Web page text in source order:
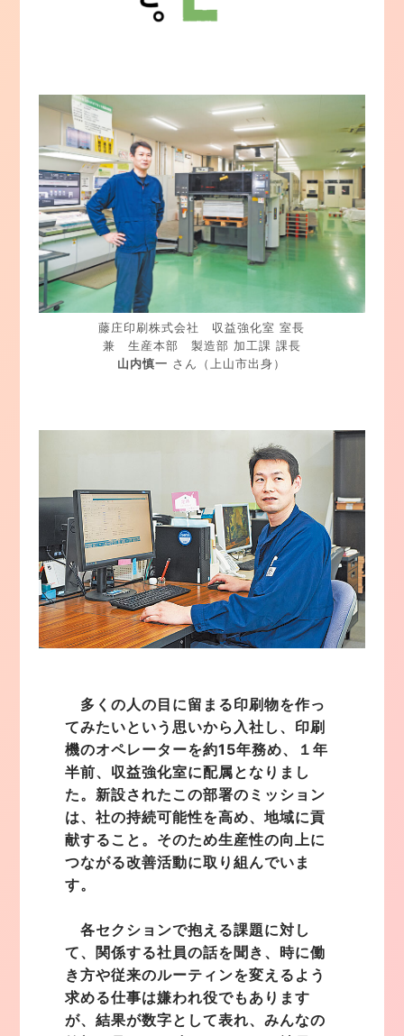
藤庄印刷株式会社 収益強化室 室長
兼 生産本部 製造部 加工課 課長
山内慎一 さん（上山市出身）
多くの人の目に留まる印刷物を作っ
てみたいという思いから入社し、印刷
機のオペレーターを約15年務め、１年
半前、収益強化室に配属となりまし
た。新設されたこの部署のミッション
は、社の持続可能性を高め、地域に貢
献すること。そのため生産性の向上に
つながる改善活動に取り組んでいま
す。
各セクションで抱える課題に対し
て、関係する社員の話を聞き、時に働
き方や従来のルーティンを変えるよう
求める仕事は嫌われ役でもあります
が、結果が数字として表れ、みんなの